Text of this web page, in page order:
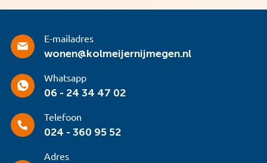
E-mailadres
wonen@kolmeijernijmegen.nl
Whatsapp
06 - 24 34 47 02
Telefoon
024 - 360 95 52
Adres